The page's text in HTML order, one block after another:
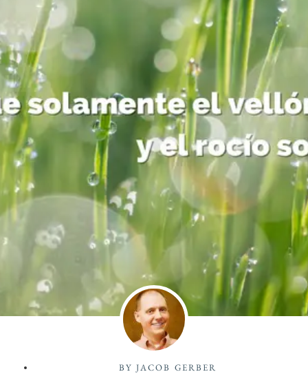
BY JACOB GERBER